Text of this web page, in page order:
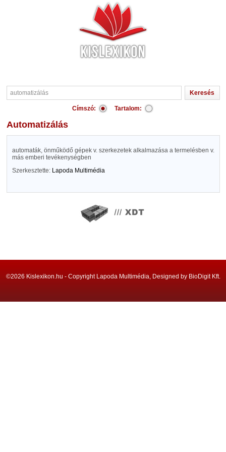
Címszó: Tartalom:
automatizálás
automaták, önműködő gépek v. szerkezetek alkalmazása a termelésben v.
más emberi tevékenységben
Szerkesztette: Lapoda Multimédia
©2026 Kislexikon.hu - Copyright Lapoda Multimédia, Designed by BioDigit Kft.